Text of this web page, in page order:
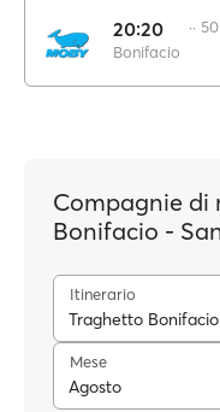
20:20
Bonifacio
··
Compagnie di
Bonifacio -
Itinerario
Traghetto
Mese
Agosto